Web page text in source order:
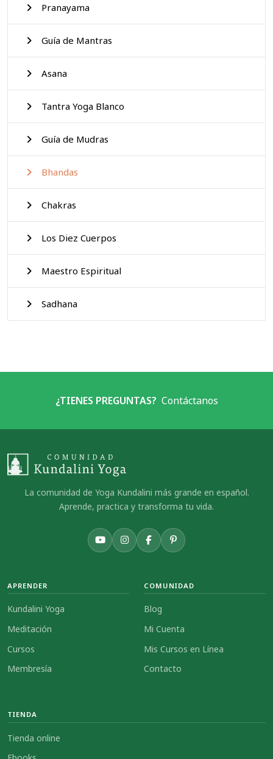
Pranayama
Guía de Mantras
Asana
Tantra Yoga Blanco
Guía de Mudras
Bhandas
Chakras
Los Diez Cuerpos
Maestro Espiritual
Sadhana
¿TIENES PREGUNTAS? Contáctanos
La comunidad de Yoga Kundalini más grande en español.
Aprende, practica y transforma tu vida.
APRENDER
Kundalini Yoga
Meditación
Cursos
Membresía
COMUNIDAD
Blog
Mi Cuenta
Mis Cursos en Línea
Contacto
TIENDA
Tienda online